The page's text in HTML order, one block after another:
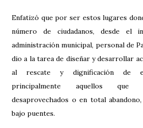
Enfatizó que por ser estos lugares
número de ciudadanos, desde el
administración municipal, personal de
dio a la tarea de diseñar y desarrollar
al rescate y dignificación de
principalmente aquellos que
desaprovechados o en total
bajo puentes.